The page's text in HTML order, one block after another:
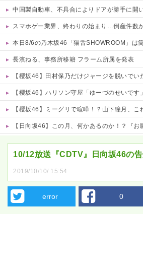
中国製自動車、不具合によりドアが勝手に開
スマホゲー業界、終わりの始まり…倒産件数が過去最
本日8/6の乃木坂46「猫舌SHOWROOM」は
長濱ねる、事務所移籍 フラーム所属を発表
【櫻坂46】田村保乃だけジャージを脱いでい
【櫻坂46】ハリソン守屋「ゆーづのせいです
【櫻坂46】ミーグリで喧嘩！？山下瞳月、こ
【日向坂46】この月、何かあるのか！？『お願いバ
10/12放送『CDTV』日向坂46の告
2019/10/10/ 15:54
error 0